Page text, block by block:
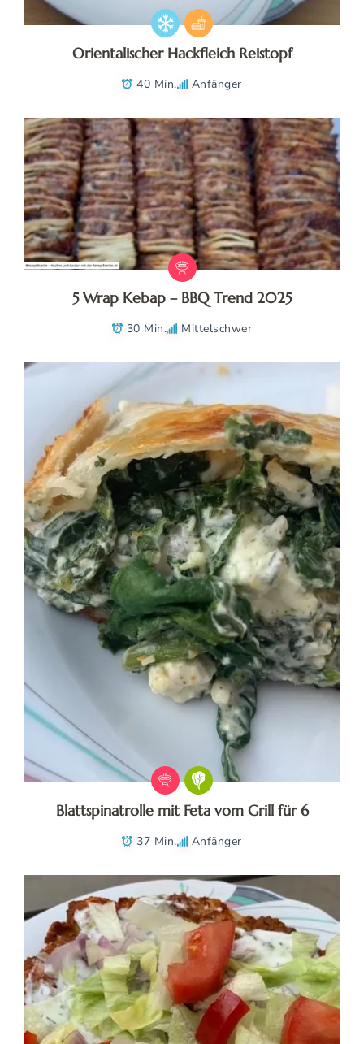
Orientalischer Hackfleich Reistopf
40 Min. Anfänger
5 Wrap Kebap – BBQ Trend 2025
30 Min. Mittelschwer
Blattspinatrolle mit Feta vom Grill für 6
37 Min. Anfänger